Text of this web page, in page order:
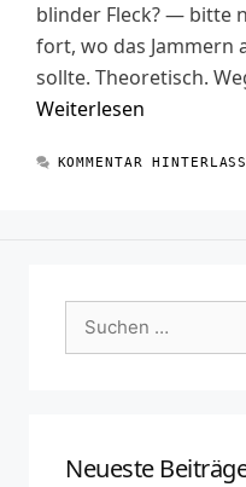
blinder Fleck? — bitte
fort, wo das
sollte. Theoretisch.
Weiterlesen
KOMMENTAR
Suchen
nach:
Neueste